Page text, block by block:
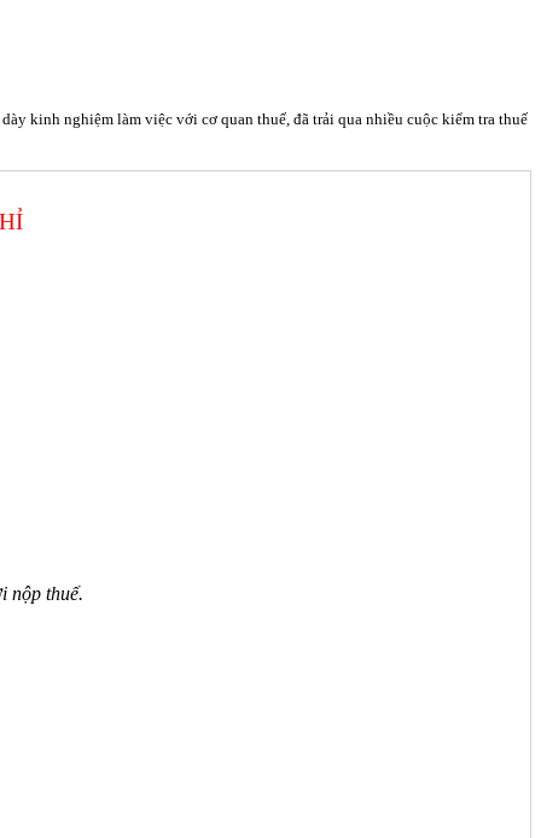
kinh nghiệm làm việc với cơ quan thuế, đã trải qua nhiều cuộc kiểm tra thuế
nộp thuế.